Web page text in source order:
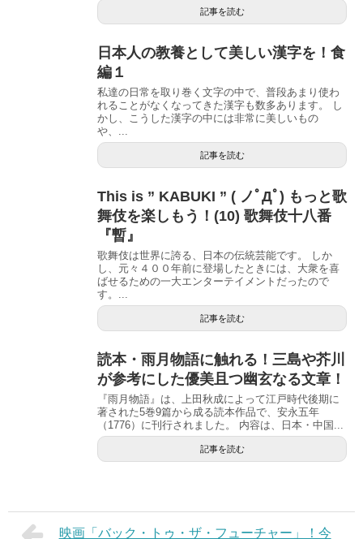
記事を読む
日本人の教養として美しい漢字を！食
編１
私達の日常を取り巻く文字の中で、普段あまり使わ
れることがなくなってきた漢字も数多あります。 し
かし、こうした漢字の中には非常に美しいもの
や、...
記事を読む
This is ” KABUKI ” ( ノﾟДﾟ) もっと歌
舞伎を楽しもう！(10) 歌舞伎十八番
『暫』
歌舞伎は世界に誇る、日本の伝統芸能です。 しか
し、元々４００年前に登場したときには、大衆を喜
ばせるための一大エンターテイメントだったので
す。...
記事を読む
読本・雨月物語に触れる！三島や芥川
が参考にした優美且つ幽玄なる文章！
『雨月物語』は、上田秋成によって江戸時代後期に
著された5巻9篇から成る読本作品で、安永五年
（1776）に刊行されました。 内容は、日本・中国...
記事を読む
映画「バック・トゥ・ザ・フューチャー」！今